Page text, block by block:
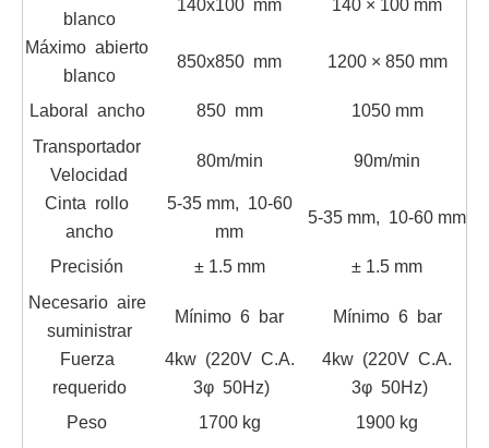
blanco
140x100 mm 140 × 100 mm
Máximo abierto
blanco
850x850 mm 1200 × 850 mm
Laboral ancho 850 mm
1050 mm
Transportador
Velocidad
80m/min 90m/min
Cinta rollo
ancho
5-35 mm, 10-60
mm
5-35 mm, 10-60 mm
Precisión ± 1.5 mm
± 1.5 mm
Necesario aire
suministrar
Mínimo 6 bar Mínimo 6 bar
Fuerza
requerido
4kw (220V C.A.
3φ 50Hz)
4kw (220V C.A.
3φ 50Hz)
Peso
1700 kg
1900 kg